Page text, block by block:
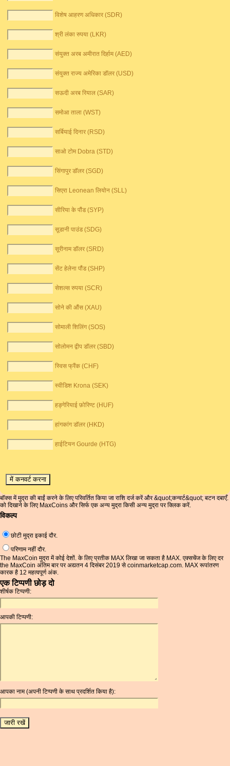
विशेष आहरण अधिकार (SDR)
श्री लंका रुपया (LKR)
संयुक्त अरब अमीरात दिर्हाम (AED)
संयुक्त राज्य अमेरिका डॉलर (USD)
सऊदी अरब रियाल (SAR)
समोआ ताला (WST)
सर्बियाई दिनार (RSD)
साओ टोम Dobra (STD)
सिंगापुर डॉलर (SGD)
सिएरा Leonean लियोन (SLL)
सीरिया के पौंड (SYP)
सूडानी पाउंड (SDG)
सूरीनाम डॉलर (SRD)
सेंट हेलेना पौंड (SHP)
सेशल्स रुपया (SCR)
सोने की औंस (XAU)
सोमाली शिलिंग (SOS)
सोलोमन द्वीप डॉलर (SBD)
स्विस फ्रैंक (CHF)
स्वीडिश Krona (SEK)
हङ्गेरियाई फ़ोरिण्ट (HUF)
हांगकांग डॉलर (HKD)
हाईटियन Gourde (HTG)
बॉक्स में मुद्रा की बाईं करने के लिए परिवर्तित किया जा राशि दर्ज करें और &quot;कन्वर्ट&quot; बटन दबाएँ.
को दिखाने के लिए MaxCoins और सिर्फ एक अन्य मुद्रा किसी अन्य मुद्रा पर क्लिक करें.
विकल्प
छोटी मुद्रा इकाई दौर.
परिणाम नहीं दौर.
The MaxCoin मुद्रा में कोई देशों. के लिए प्रतीक MAX लिखा जा सकता है MAX. एक्सचेंज के लिए दर
the MaxCoin अंतिम बार पर अद्यतन 4 दिसंबर 2019 से coinmarketcap.com. MAX रूपांतरण
कारक है 12 महत्वपूर्ण अंक.
एक टिप्पणी छोड़ दो
शीर्षक टिप्पणी:
आपकी टिप्पणी:
आपका नाम (अपनी टिप्पणी के साथ प्रदर्शित किया है):